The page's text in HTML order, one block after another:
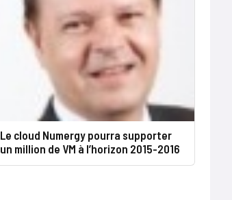
Le cloud Numergy pourra supporter
un million de VM à l’horizon 2015-2016